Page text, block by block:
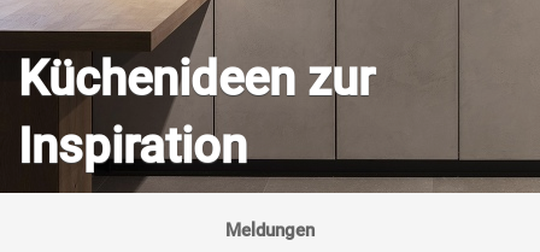
Küchenideen zur
Inspiration
Meldungen